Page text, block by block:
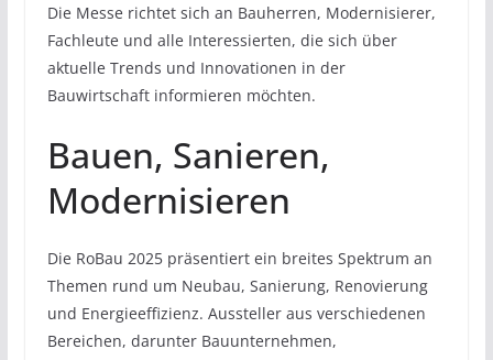
Die Messe richtet sich an Bauherren, Modernisierer,
Fachleute und alle Interessierten, die sich über
aktuelle Trends und Innovationen in der
Bauwirtschaft informieren möchten.
Bauen, Sanieren,
Modernisieren
Die RoBau 2025 präsentiert ein breites Spektrum an
Themen rund um Neubau, Sanierung, Renovierung
und Energieeffizienz. Aussteller aus verschiedenen
Bereichen, darunter Bauunternehmen,